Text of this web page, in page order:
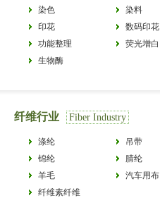
染色
染料
印花
数码印花
功能整理
荧光增白
生物酶
纤维行业 Fiber Industry
涤纶
吊带
锦纶
腈纶
羊毛
汽车用布
纤维素纤维